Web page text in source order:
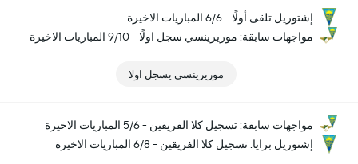
إشتوريل تلقى أولًا - 6/6 المباريات الاخيرة
مواجهات سابقة: موريرينسي سجل اولًا - 9/10 المباريات الاخيرة
موريرينسي يسجل اولا
مواجهات سابقة: تسجيل كلا الفريقين - 5/6 المباريات الاخيرة
إشتوريل برايا: تسجيل كلا الفريقين - 6/8 المباريات الاخيرة